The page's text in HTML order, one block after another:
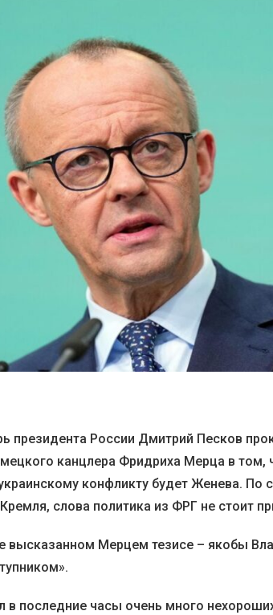
президента России Дмитрий Песков
канцлера Фридриха Мерца в том,
конфликту будет Женева. По
слова политика из ФРГ не стоит
высказанном Мерцем тезисе – якобы
в последние часы очень много